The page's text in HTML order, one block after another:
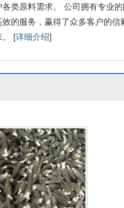
各类原料需求。 公司拥有专业
效的服务，赢得了众多客户的
。 [详细介绍]